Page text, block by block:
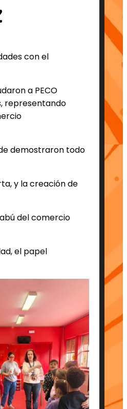
con el
a PECO
representando
demostraron todo
y la creación de
del comercio
el papel